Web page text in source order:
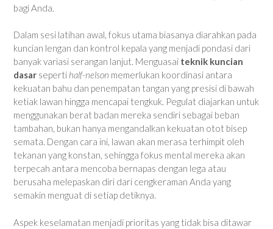
bagi Anda.
Dalam sesi latihan awal, fokus utama biasanya diarahkan pada
kuncian lengan dan kontrol kepala yang menjadi pondasi dari
banyak variasi serangan lanjut. Menguasai teknik kuncian
dasar seperti half-nelson memerlukan koordinasi antara
kekuatan bahu dan penempatan tangan yang presisi di bawah
ketiak lawan hingga mencapai tengkuk. Pegulat diajarkan untuk
menggunakan berat badan mereka sendiri sebagai beban
tambahan, bukan hanya mengandalkan kekuatan otot bisep
semata. Dengan cara ini, lawan akan merasa terhimpit oleh
tekanan yang konstan, sehingga fokus mental mereka akan
terpecah antara mencoba bernapas dengan lega atau
berusaha melepaskan diri dari cengkeraman Anda yang
semakin menguat di setiap detiknya.
Aspek keselamatan menjadi prioritas yang tidak bisa ditawar